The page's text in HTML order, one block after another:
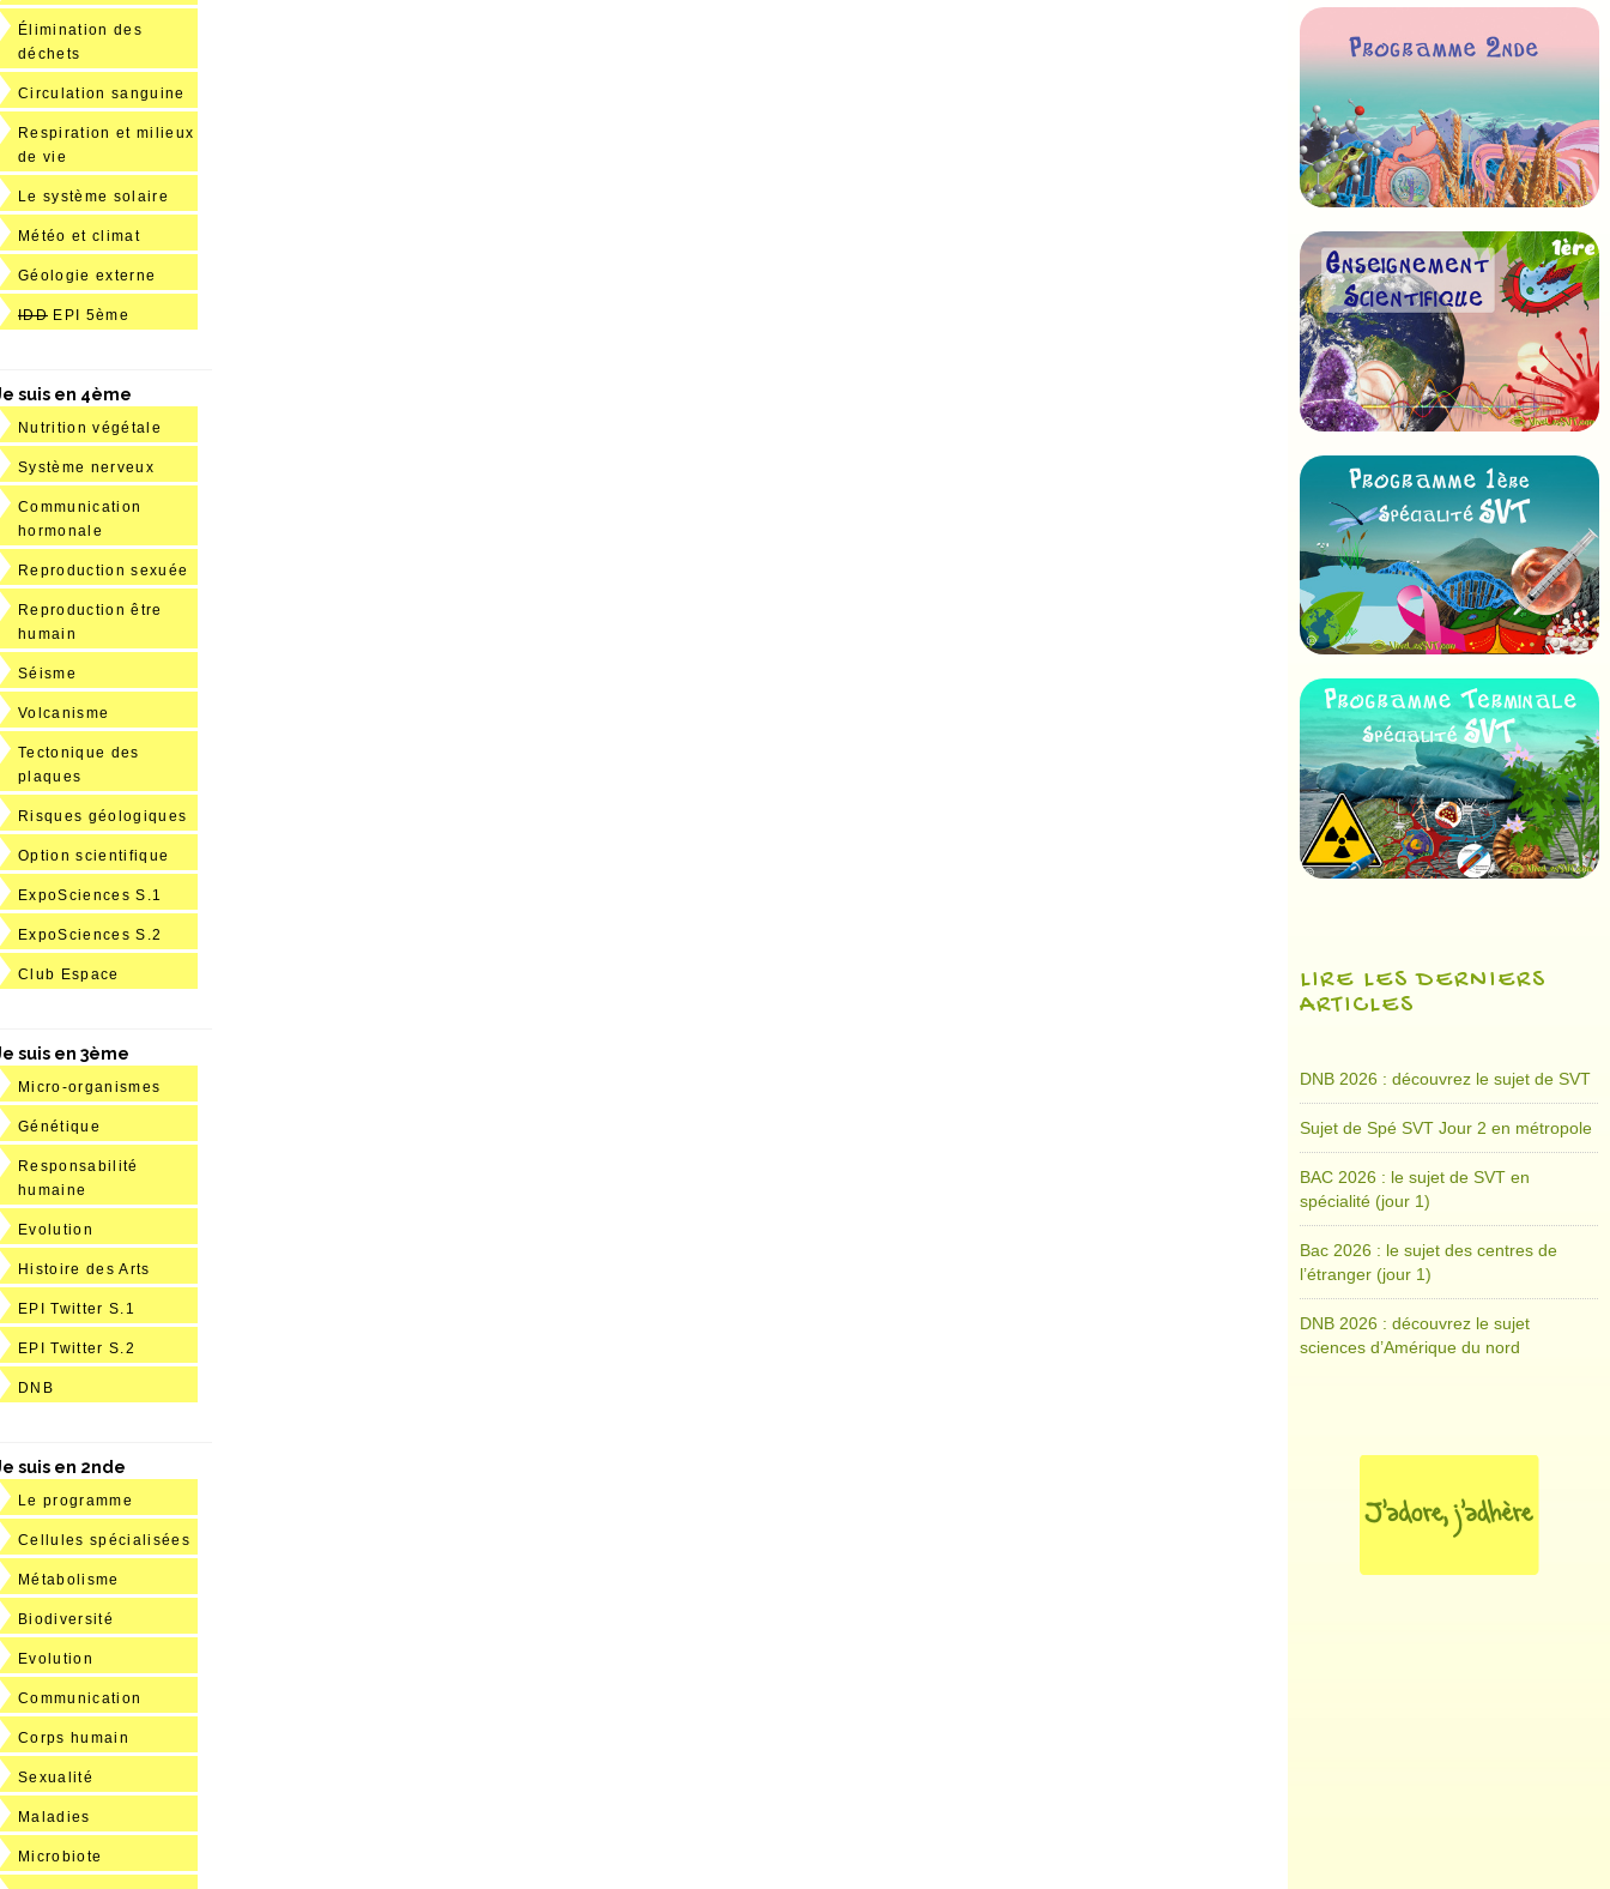
Élimination des
déchets
Circulation sanguine
Respiration et milieux
de vie
Le système solaire
Météo et climat
Géologie externe
IDD EPI 5ème
suis en 4ème
Nutrition végétale
Système nerveux
Communication
hormonale
Reproduction sexuée
Reproduction être
humain
Séisme
Volcanisme
Tectonique des
plaques
Risques géologiques
Option scientifique
ExpoSciences S.1
ExpoSciences S.2
Club Espace
suis en 3ème
Micro-organismes
Génétique
Responsabilité
humaine
Evolution
Histoire des Arts
EPI Twitter S.1
EPI Twitter S.2
DNB
suis en 2nde
Le programme
Cellules spécialisées
Métabolisme
Biodiversité
Evolution
Communication
Corps humain
Sexualité
Maladies
Microbiote
LIRE LES DERNIERS
ARTICLES
DNB 2026 : découvrez le sujet de SVT
Sujet de Spé SVT Jour 2 en métropole
BAC 2026 : le sujet de SVT en
spécialité (jour 1)
Bac 2026 : le sujet des centres de
l’étranger (jour 1)
DNB 2026 : découvrez le sujet
sciences d’Amérique du nord